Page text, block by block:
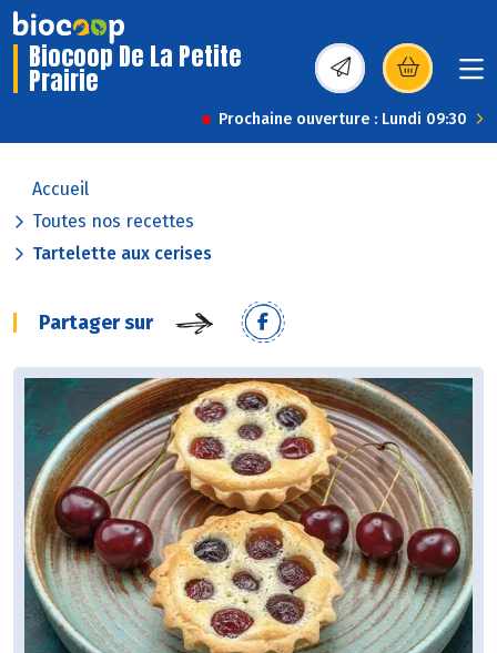
Biocoop De La Petite
Prairie (s’ouvre dans une
Prochaine ouverture : Lundi 09:30
Accueil
Toutes nos recettes
Tartelette aux cerises
Partager sur